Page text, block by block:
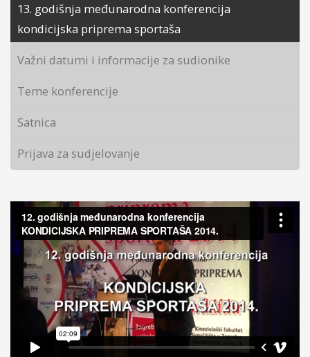
13. godišnja međunarodna konferencija
kondicijska priprema sportaša
Važni datumi i informacije za sudionike
Teme konferencije
Satnica
Prijava za sudjelovanje